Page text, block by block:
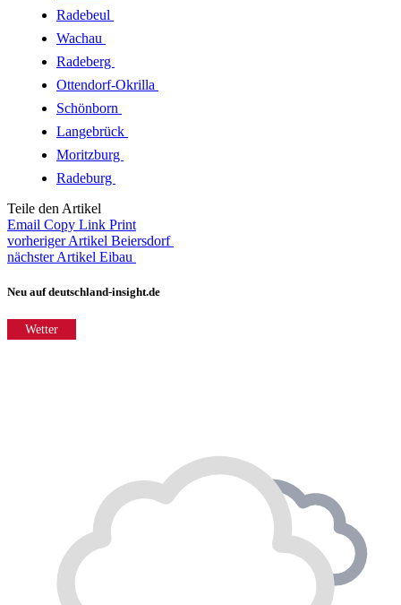
Radebeul
Wachau
Radeberg
Ottendorf-Okrilla
Schönborn
Langebrück
Moritzburg
Radeburg
Teile den Artikel
Email Copy Link Print
vorheriger Artikel Beiersdorf
nächster Artikel Eibau
Neu auf deutschland-insight.de
Wetter